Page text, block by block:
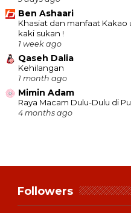
Ben Ashaari
Khasiat dan manfaat
kaki sukan !
1 week ago
Qaseh Dalia
Kehilangan
1 month ago
Mimin Adam
Raya Macam Dulu-Dulu di
4 months ago
Followers